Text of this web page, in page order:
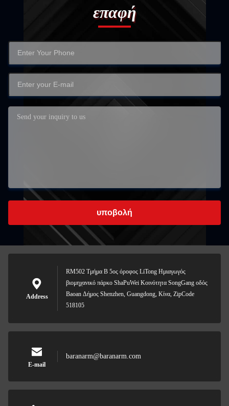
επαφή
υποβολή
Address
RM502 Τμήμα Β 5ος όροφος LiTong Ημιαγωγός
βιομηχανικό πάρκο ShaPuWei Κοινότητα SongGang οδός
Baoan Δήμος Shenzhen, Guangdong, Κίνα, ZipCode
518105
E-mail
baranarm@baranarm.com